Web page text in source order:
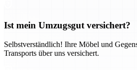
Ist mein Umzugsgut versichert?
Selbstverständlich! Ihre Möbel und
Transports über uns versichert.